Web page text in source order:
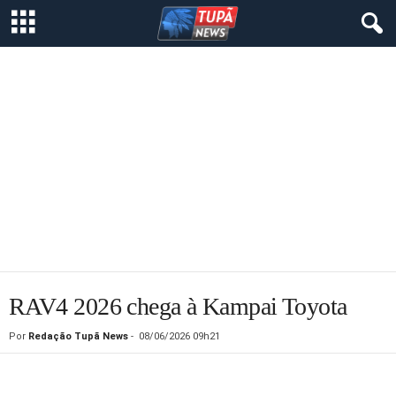
RAV4 2026 chega à Kampai Toyota
Por Redação Tupã News - 08/06/2026 09h21